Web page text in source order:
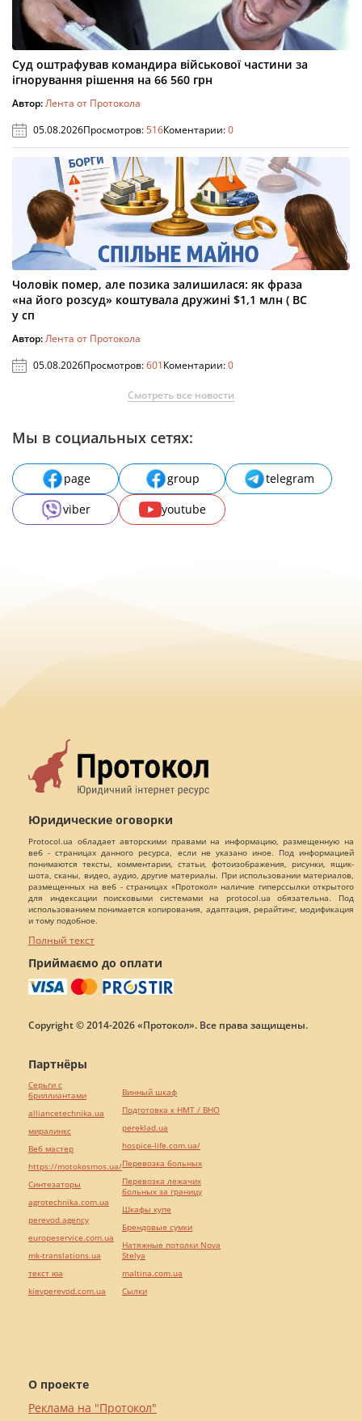
Суд оштрафував командира військової частини за
ігнорування рішення на 66 560 грн
Автор:Лента от Протокола
05.08.2026Просмотров:516Коментарии:0
Чоловік помер, але позика залишилася: як фраза
«на його розсуд» коштувала дружині $1,1 млн ( ВС
у сп
Автор:Лента от Протокола
05.08.2026Просмотров:601Коментарии:0
Смотреть все новости
Мы в социальных сетях:
page group
telegram
viber
youtube
Юридические оговорки
Protocol.ua обладает авторскими правами на информацию, размещенную на
веб - страницах данного ресурса, если не указано иное. Под информацией
понимаются тексты, комментарии, статьи, фотоизображения, рисунки, ящик-
шота, сканы, видео, аудио, другие материалы. При использовании материалов,
размещенных на веб - страницах «Протокол» наличие гиперссылки открытого
для индексации поисковыми системами на protocol.ua обязательна. Под
использованием понимается копирования, адаптация, рерайтинг, модификация
и тому подобное.
Полный текст
Приймаємо до оплати
Copyright © 2014-2026 «Протокол». Все права защищены.
О проекте
Реклама на "Протокол"
Партнёры
Серьги с
бриллиантами
alliancetechnika.ua
миралинкс
Веб мастер
https://motokosmos.ua/
Синтезаторы
agrotechnika.com.ua
perevod.agency
europeservice.com.ua
mk-translations.ua
текст юа
kievperevod.com.ua
Винный шкаф
Подготовка к НМТ / ВНО
pereklad.ua
hospice-life.com.ua/
Перевозка больных
Перевозка лежачих
больных за границу
Шкафы купе
Брендовые сумки
Натяжные потолки Nova
Stelya
maltina.com.ua
Cылки